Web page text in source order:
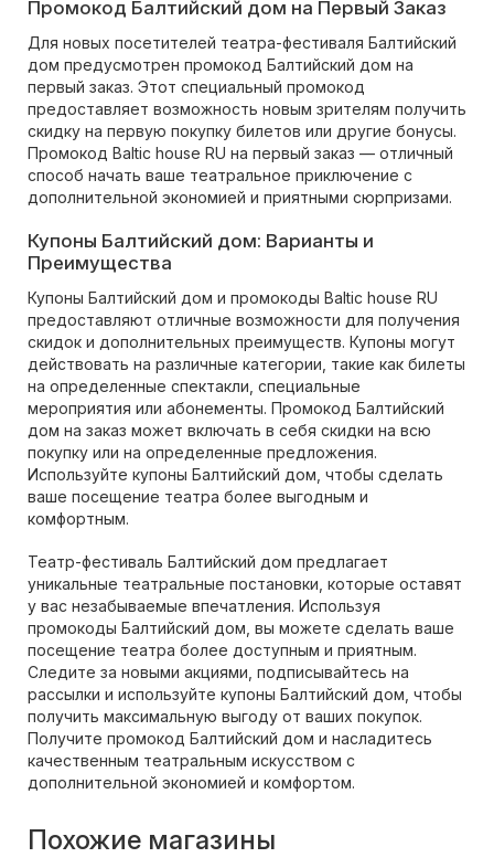
Промокод Балтийский дом на Первый Заказ
Для новых посетителей театра-фестиваля Балтийский
дом предусмотрен промокод Балтийский дом на
первый заказ. Этот специальный промокод
предоставляет возможность новым зрителям получить
скидку на первую покупку билетов или другие бонусы.
Промокод Baltic house RU на первый заказ — отличный
способ начать ваше театральное приключение с
дополнительной экономией и приятными сюрпризами.
Купоны Балтийский дом: Варианты и
Преимущества
Купоны Балтийский дом и промокоды Baltic house RU
предоставляют отличные возможности для получения
скидок и дополнительных преимуществ. Купоны могут
действовать на различные категории, такие как билеты
на определенные спектакли, специальные
мероприятия или абонементы. Промокод Балтийский
дом на заказ может включать в себя скидки на всю
покупку или на определенные предложения.
Используйте купоны Балтийский дом, чтобы сделать
ваше посещение театра более выгодным и
комфортным.
Театр-фестиваль Балтийский дом предлагает
уникальные театральные постановки, которые оставят
у вас незабываемые впечатления. Используя
промокоды Балтийский дом, вы можете сделать ваше
посещение театра более доступным и приятным.
Следите за новыми акциями, подписывайтесь на
рассылки и используйте купоны Балтийский дом, чтобы
получить максимальную выгоду от ваших покупок.
Получите промокод Балтийский дом и насладитесь
качественным театральным искусством с
дополнительной экономией и комфортом.
Похожие магазины